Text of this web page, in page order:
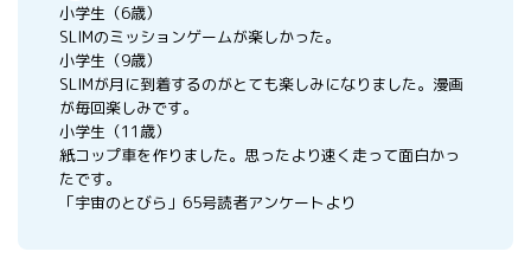
小学生（6歳）
SLIMのミッションゲームが楽しかった。
小学生（9歳）
SLIMが月に到着するのがとても楽しみになりました。漫画
が毎回楽しみです。
小学生（11歳）
紙コップ車を作りました。思ったより速く走って面白かっ
たです。
「宇宙のとびら」65号読者アンケートより